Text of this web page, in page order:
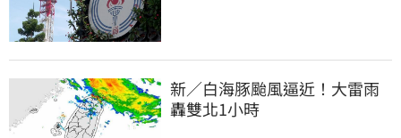
新／白海豚颱風逼近！大雷雨
轟雙北1小時